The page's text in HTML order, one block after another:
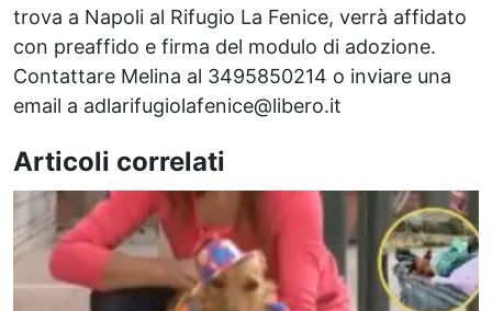
trova a Napoli al Rifugio La Fenice, verrà affidato
con preaffido e firma del modulo di adozione.
Contattare Melina al 3495850214 o inviare una
email a adlarifugiolafenice@libero.it
Articoli correlati